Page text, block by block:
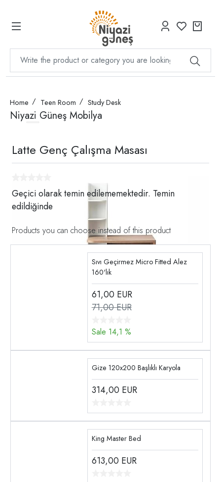
Home Teen Room Study Desk
Niyazi Güneş Mobilya
Latte Genç Çalışma Masası
Geçici olarak temin edilememektedir. Temin
edildiğinde
Products you can choose instead of this product
Sıvı Geçirmez Micro Fitted Alez
160'lık
61,00 EUR
71,00 EUR
Sale 14,1 %
Gize 120x200 Başlıklı Karyola
314,00 EUR
King Master Bed
613,00 EUR